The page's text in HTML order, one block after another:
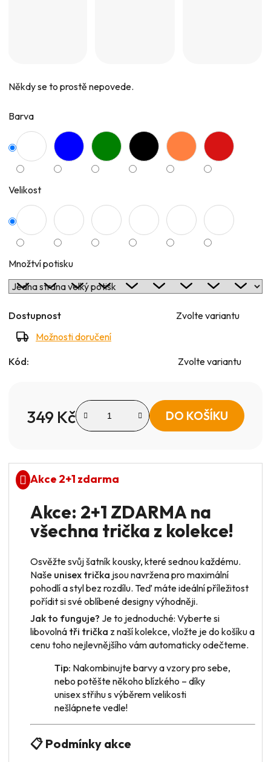
Někdy se to prostě nepovede.
Barva
Velikost
Množtví potisku
Dostupnost
Zvolte variantu
Možnosti doručení
Kód: Zvolte variantu
349 Kč DO KOŠÍKU
Akce 2+1 zdarma
Akce: 2+1 ZDARMA na
všechna trička z kolekce!
Osvěžte svůj šatník kousky, které sednou každému.
Naše unisex trička jsou navržena pro maximální
pohodlí a styl bez rozdílu. Teď máte ideální příležitost
pořídit si své oblíbené designy výhodněji.
Jak to funguje? Je to jednoduché: Vyberte si
libovolná tři trička z naší kolekce, vložte je do košíku a
cenu toho nejlevnějšího vám automaticky odečteme.
Tip: Nakombinujte barvy a vzory pro sebe,
nebo potěšte někoho blízkého – díky
unisex střihu s výběrem velikosti
nešlápnete vedle!
📋 Podmínky akce